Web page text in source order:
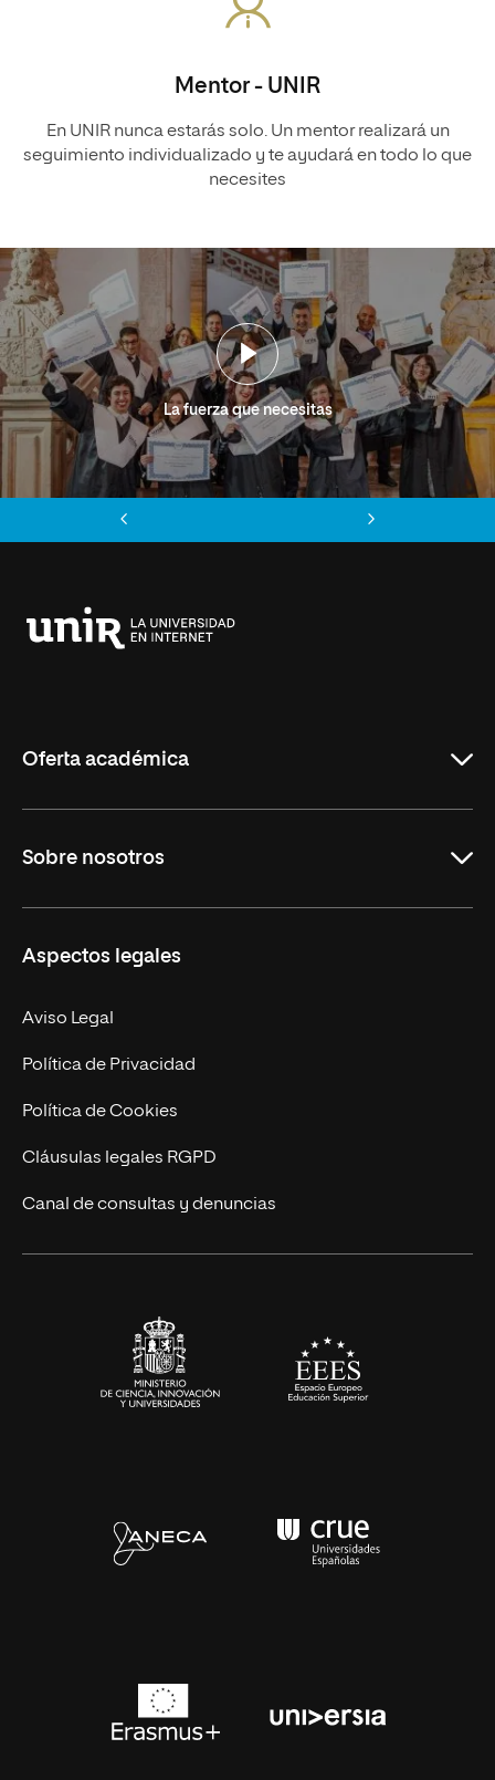
Mentor - UNIR
En UNIR nunca estarás solo. Un mentor realizará un
seguimiento individualizado y te ayudará en todo lo que
necesites
La fuerza que necesitas
Oferta académica
Másteres Oficiales
Másteres Propios
Doctorados
Experto Universitario
Postgrados
Cursos Universitarios
Sobre nosotros
Facultades
Nuestro Equipo
Trabaja en UNIR
Actualidad
UNIR Revista
Eventos
Aspectos legales
Aviso Legal
Política de Privacidad
Política de Cookies
Cláusulas legales RGPD
Canal de consultas y denuncias